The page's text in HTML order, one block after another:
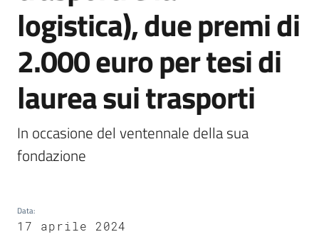
Leggi
Atti
Bandi
Piani
Programmi
Progetti
Osservatorio
educazione
logistica), due premi di
2.000 euro per tesi di
laurea sui trasporti
In occasione del ventennale della sua
fondazione
Data:
17 aprile 2024